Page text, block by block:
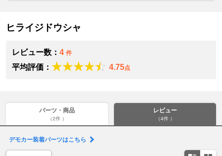
ヒライジドウシャ
レビュー数： 4 件
平均評価： 4.75点
パーツ・商品
（2件 ）
レビュー
（4件 ）
デモカー装着パーツはこちら